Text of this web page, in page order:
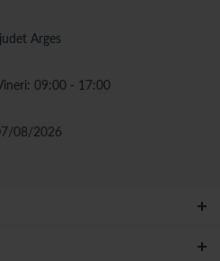
Arges
09:00 - 17:00
08/2026